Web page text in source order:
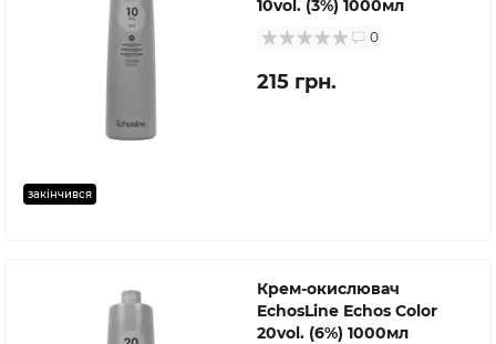
закінчився
10vol. (3%) 1000мл
0
215 грн.
Крем-окислювач
EchosLine Echos Color
20vol. (6%) 1000мл